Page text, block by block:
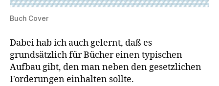
Buch Cover
Dabei hab ich auch gelernt, daß es
grundsätzlich für Bücher einen typischen
Aufbau gibt, den man neben den gesetzlichen
Forderungen einhalten sollte.